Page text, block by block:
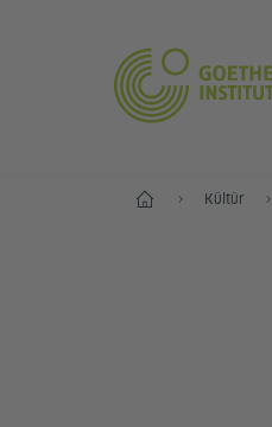
Anasayfa Kültür